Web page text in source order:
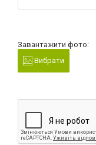
Завантажити фото:
Вибрати